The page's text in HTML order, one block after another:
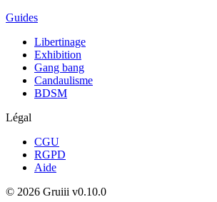
Guides
Libertinage
Exhibition
Gang bang
Candaulisme
BDSM
Légal
CGU
RGPD
Aide
© 2026 Gruiii v0.10.0